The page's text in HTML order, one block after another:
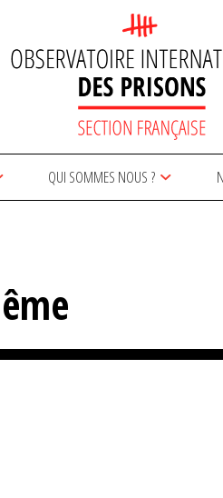
QUI SOMMES NOUS ?